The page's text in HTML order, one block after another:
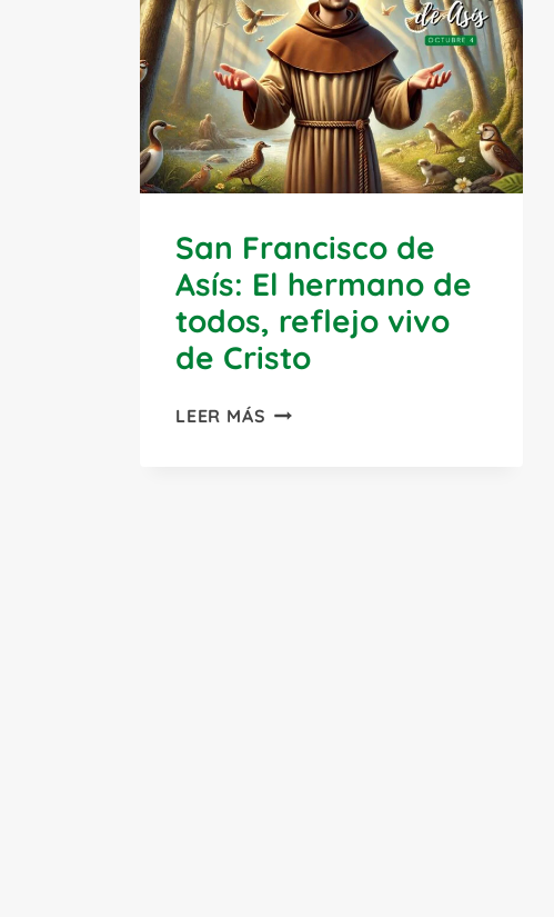
San Francisco de
Asís: El hermano de
todos, reflejo vivo
de Cristo
LEER MÁS SAN